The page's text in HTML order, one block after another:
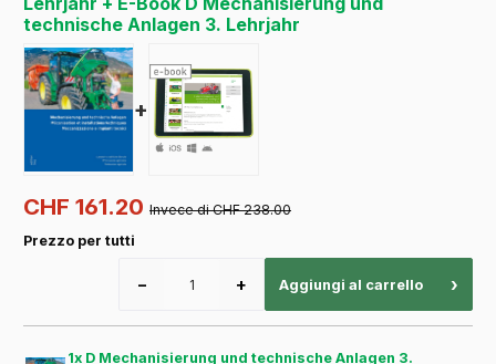
technische Anlagen 3. Lehrjahr
+
CHF 161.20 Invece di CHF 238.00
Prezzo per tutti
− + Aggiungi al carrello ›
1x D Mechanisierung und technische Anlagen 3.